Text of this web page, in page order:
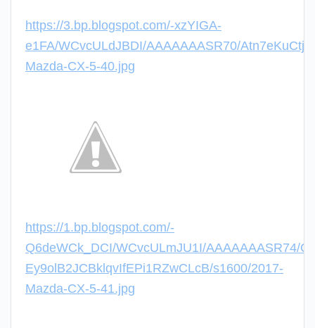
https://3.bp.blogspot.com/-xzYIGA-
e1FA/WCvcULdJBDI/AAAAAAASR70/
Mazda-CX-5-40.jpg
https://1.bp.blogspot.com/-
Q6deWCk_DCI/WCvcULmJU1I/AAAAAAASR74/
Ey9olB2JCBklqvIfEPi1RZwCLcB/s1600/2017-
Mazda-CX-5-41.jpg